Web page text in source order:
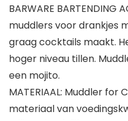
BARWARE BARTENDING
muddlers voor drankjes
graag cocktails maakt.
hoger niveau tillen.
een mojito.
MATERIAAL: Muddler for
materiaal van